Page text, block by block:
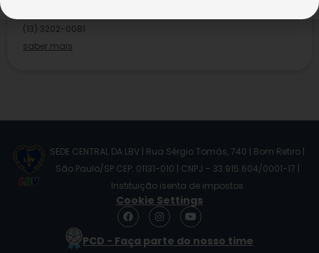
(13) 3202-0081
saber mais
SEDE CENTRAL DA LBV | Rua Sérgio Tomás, 740 | Bom Retiro |
São Paulo/SP CEP: 01131-010 | CNPJ – 33.915.604/0001-17 |
Instituição isenta de impostos
Cookie Settings
F
a
e
I
n
s
t
Y
o
t
PCD - Faça parte do nosso time